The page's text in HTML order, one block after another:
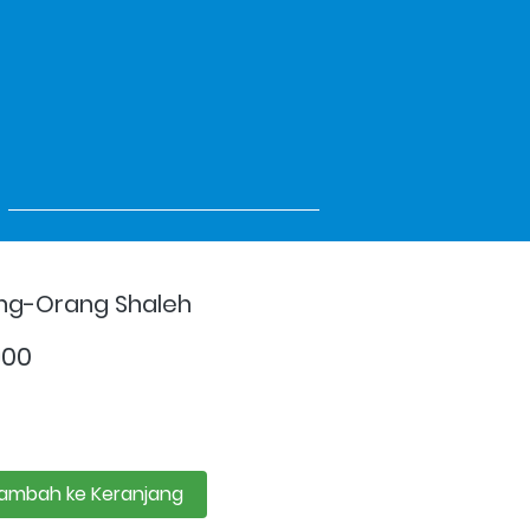
Orang Shaleh
ke Keranjang